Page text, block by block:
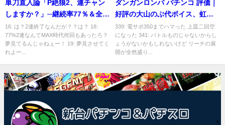
単刀直入論「P絶狼2、連チャン
しますか？」─継続率77％＆全振
分1,500個（特図2）
16: は？2連終了なんだが？？は？ 18:
77%2連なんてMAX時代何回もあったろ？
夢見てるんじゃねぇー！ 19: 夢見させてく
れよー...
ダンガンロンパ パチンコ 評価｜
好評の大山のぶ代ボイス、虹演
出の恩恵
339: 電サポ350までハマった 上皿二回空
になった 341: バトルものじゃないからし
ょうがないかもしれないけど リーチの展
開が全然盛り...